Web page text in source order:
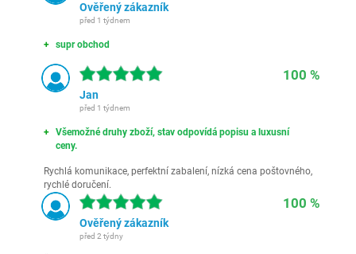
Ověřený zákazník
před 1 týdnem
supr obchod
100 %
Jan
před 1 týdnem
Všemožné druhy zboží, stav odpovídá popisu a luxusní
ceny.
Rychlá komunikace, perfektní zabalení, nízká cena poštovného,
rychlé doručení.
100 %
Ověřený zákazník
před 2 týdny